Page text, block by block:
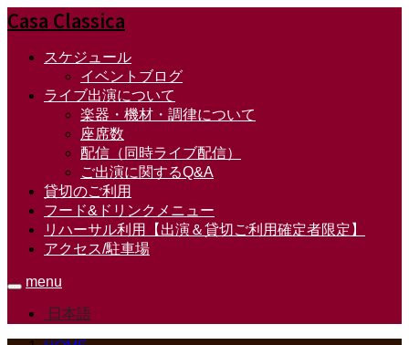
Casa Classica
スケジュール
イベントブログ
ライブ出演について
楽器・機材・調律について
座席数
配信（同時ライブ配信）
ご出演に関するQ&A
貸切のご利用
フード&ドリンクメニュー
リハーサル利用【出演＆貸切ご利用確定者限定】
アクセス/駐車場
menu
日本語